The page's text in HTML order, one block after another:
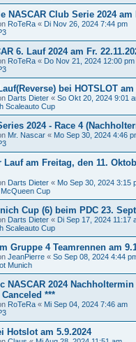
NASCAR Club Serie 2024 am
RoTeRa « Di Nov 26, 2024 7:44 pm
6. Lauf 2024 am Fr.
RoTeRa « Do Nov 21, 2024 12:00 pm
bei HOTSLOT am
Darts Dieter « So Okt 20, 2024 9:01
Scaleauto Cup
2024 - Race 4
Mr. Nascar « Mo Sep 30, 2024 4:46
Lauf am Freitag, den 11.
Darts Dieter « Mo Sep 30, 2024 3:15
Cup
Cup (6) beim PDC 23.
Darts Dieter « Di Sep 17, 2024 11:17
Scaleauto Cup
Gruppe 4 Teamrennen am
JeanPierre « So Sep 08, 2024 4:44
Munich
NASCAR 2024 Nachholtermin
Canceled ***
RoTeRa « Mi Sep 04, 2024 7:46 am
Hotslot am 5.9.2024